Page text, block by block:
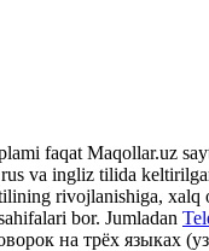
faqat Maqollar.uz
va ingliz tilida
rivojlanishiga,
bor. Jumladan
на трёх языках